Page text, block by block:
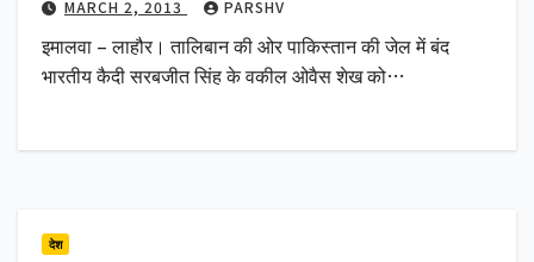
MARCH 2, 2013 PARSHV
इमालवा – लाहौर। तालिबान की ओर पाकिस्तान की जेल में बंद
भारतीय कैदी सरबजीत सिंह के वकील ओवैस शेख को…
देश